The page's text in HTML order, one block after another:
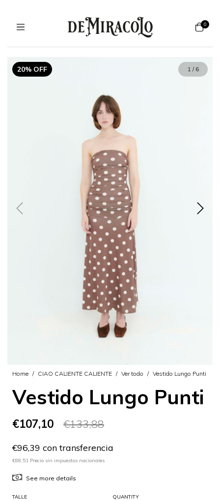
0
20% OFF 1 / 6
Home / CIAO CALIENTE CALIENTE / Ver todo / Vestido Lungo Punti
Vestido Lungo Punti
€107,10 €133,88
€96,39 con transferencia
€88,51 Precio sin impuestos nacionales
See more details
TALLE QUANTITY